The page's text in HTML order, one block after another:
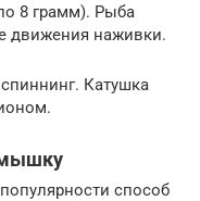
8 грамм). Рыба
движения наживки.
Катушка
способ